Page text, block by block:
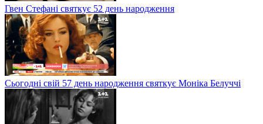
Гвен Стефані святкує 52 день народження
Сьогодні свій 57 день народження святкує Моніка Белуччі